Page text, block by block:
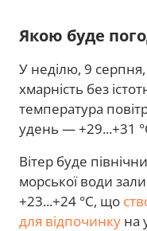
Якою буде
У неділю, 9 серпня,
хмарність без
температура
удень — +29...+31
Вітер буде
морської води
+23...+24 °C, що
для відпочинку на